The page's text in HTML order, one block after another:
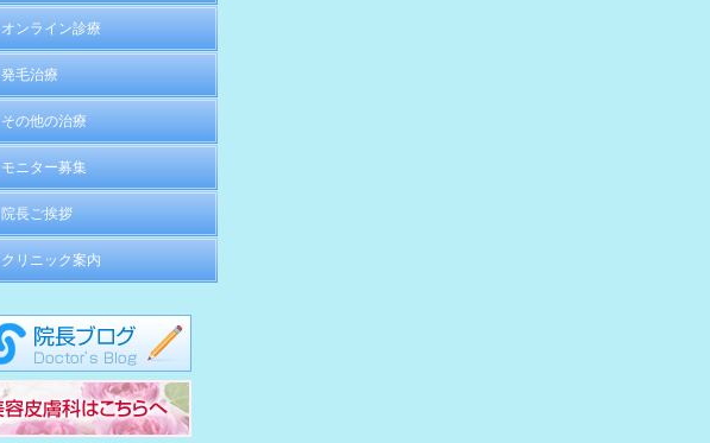
オンライン診療
発毛治療
その他の治療
モニター募集
院長ご挨拶
クリニック案内